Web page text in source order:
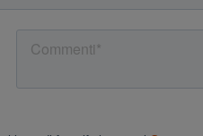
Yes, I agree